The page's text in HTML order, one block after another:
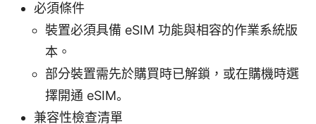
必須條件
裝置必須具備 eSIM 功能與相容的作業系統版
本。
部分裝置需先於購買時已解鎖，或在購機時選
擇開通 eSIM。
兼容性檢查清單